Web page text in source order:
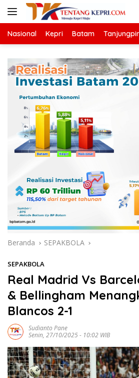
Langsung
Nasional Kepri Batam
Beranda SEPAKBOLA
SEPAKBOLA
Real Madrid Vs
& Bellingham
Blancos 2-1
Sudianto Pane
Senin, 27/10/2025 - 10:02 WIB